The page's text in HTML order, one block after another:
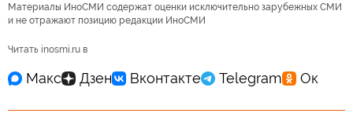
Материалы ИноСМИ содержат оценки исключительно зарубежных СМИ
и не отражают позицию редакции ИноСМИ
Читать inosmi.ru в